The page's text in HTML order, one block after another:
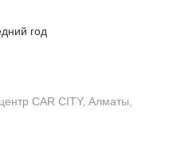
год
CAR CITY, Алматы,